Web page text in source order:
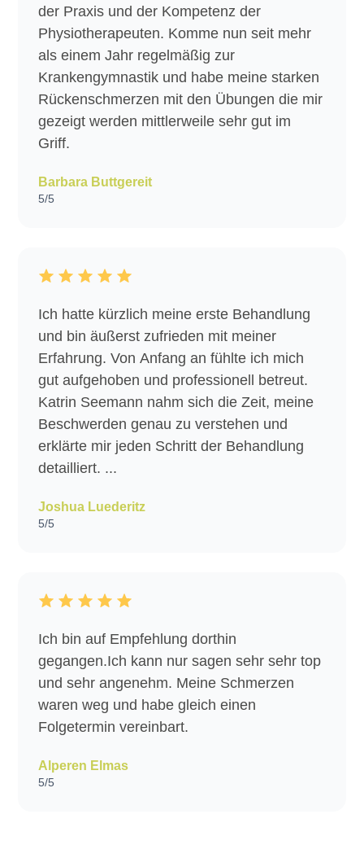
der Praxis und der Kompetenz der
Physiotherapeuten. Komme nun seit mehr
als einem Jahr regelmäßig zur
Krankengymnastik und habe meine starken
Rückenschmerzen mit den Übungen die mir
gezeigt werden mittlerweile sehr gut im
Griff.
Barbara Buttgereit
5/5
Ich hatte kürzlich meine erste Behandlung
und bin äußerst zufrieden mit meiner
Erfahrung. Von Anfang an fühlte ich mich
gut aufgehoben und professionell betreut.
Katrin Seemann nahm sich die Zeit, meine
Beschwerden genau zu verstehen und
erklärte mir jeden Schritt der Behandlung
detailliert. ...
Joshua Luederitz
5/5
Ich bin auf Empfehlung dorthin
gegangen.Ich kann nur sagen sehr sehr top
und sehr angenehm. Meine Schmerzen
waren weg und habe gleich einen
Folgetermin vereinbart.
Alperen Elmas
5/5